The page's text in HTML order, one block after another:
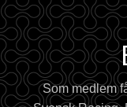
Som medlem